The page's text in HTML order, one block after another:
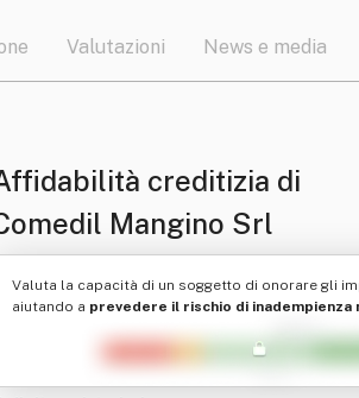
Valutazioni News e media
creditizia di
Mangino Srl
Valuta la capacità di un soggetto di onorare gli
aiutando a prevedere il rischio di inadempienza